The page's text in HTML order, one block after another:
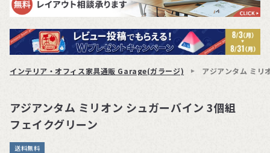
インテリア・オフィス家具通販 Garage(ガラージ) アジアンタム ミリ
アジアンタム ミリオン シュガーバイン 3個組
フェイクグリーン
送料無料